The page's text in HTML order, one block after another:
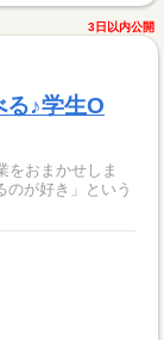
3日以内公開
♪学生O
をおまかせしま
が好き」という